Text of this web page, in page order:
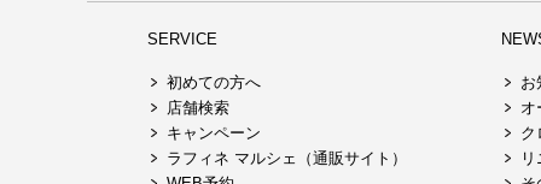
SERVICE
初めての方へ
店舗検索
キャンペーン
ラフィネ マルシェ（通販サイト）
お
オ
ク